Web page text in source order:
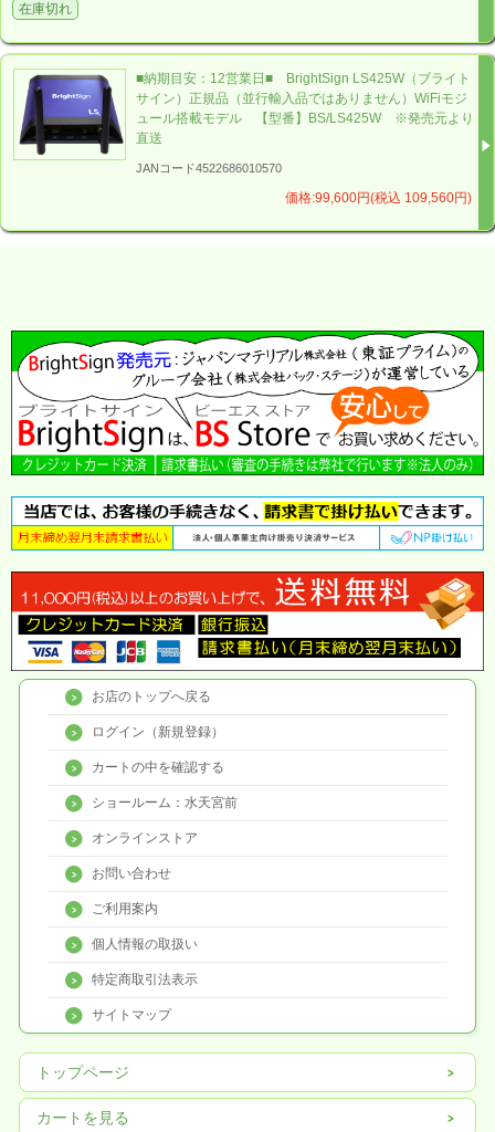
在庫切れ
■納期目安：12営業日■ BrightSign LS425W（ブライト
サイン）正規品（並行輸入品ではありません）WiFiモジ
ュール搭載モデル 【型番】BS/LS425W ※発売元より
直送
JANコード4522686010570
価格:99,600円(税込 109,560円)
お店のトップへ戻る
ログイン（新規登録）
カートの中を確認する
ショールーム：水天宮前
オンラインストア
お問い合わせ
ご利用案内
個人情報の取扱い
特定商取引法表示
サイトマップ
トップページ
カートを見る